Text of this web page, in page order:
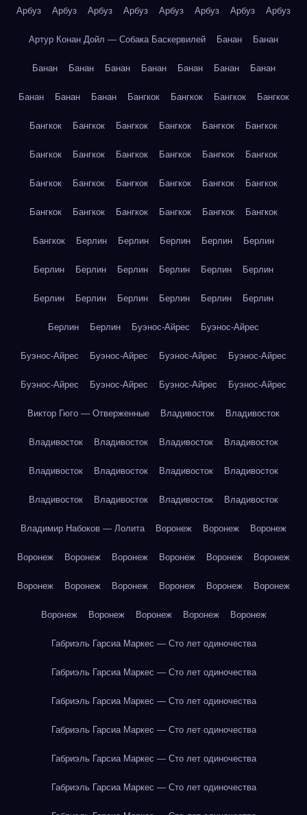
Арбуз Арбуз Арбуз Арбуз Арбуз Арбуз Арбуз Арбуз
Артур Конан Дойл — Собака Баскервилей Банан Банан
Банан Банан Банан Банан Банан Банан Банан
Банан Банан Банан Бангкок Бангкок Бангкок Бангкок
Бангкок Бангкок Бангкок Бангкок Бангкок Бангкок
Бангкок Бангкок Бангкок Бангкок Бангкок Бангкок
Бангкок Бангкок Бангкок Бангкок Бангкок Бангкок
Бангкок Бангкок Бангкок Бангкок Бангкок Бангкок
Бангкок Берлин Берлин Берлин Берлин Берлин
Берлин Берлин Берлин Берлин Берлин Берлин
Берлин Берлин Берлин Берлин Берлин Берлин
Берлин Берлин Буэнос-Айрес Буэнос-Айрес
Буэнос-Айрес Буэнос-Айрес Буэнос-Айрес Буэнос-Айрес
Буэнос-Айрес Буэнос-Айрес Буэнос-Айрес Буэнос-Айрес
Виктор Гюго — Отверженные Владивосток Владивосток
Владивосток Владивосток Владивосток Владивосток
Владивосток Владивосток Владивосток Владивосток
Владивосток Владивосток Владивосток Владивосток
Владимир Набоков — Лолита Воронеж Воронеж Воронеж
Воронеж Воронеж Воронеж Воронеж Воронеж Воронеж
Воронеж Воронеж Воронеж Воронеж Воронеж Воронеж
Воронеж Воронеж Воронеж Воронеж Воронеж
Габриэль Гарсиа Маркес — Сто лет одиночества
Габриэль Гарсиа Маркес — Сто лет одиночества
Габриэль Гарсиа Маркес — Сто лет одиночества
Габриэль Гарсиа Маркес — Сто лет одиночества
Габриэль Гарсиа Маркес — Сто лет одиночества
Габриэль Гарсиа Маркес — Сто лет одиночества